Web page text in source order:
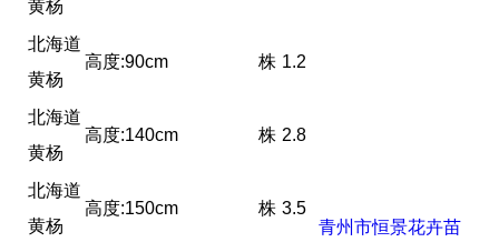
黄杨
青州市恒景花卉苗
北海道
黄杨
高度:90cm 株 1.2
北海道
黄杨
高度:140cm 株 2.8
北海道
黄杨
高度:150cm 株 3.5